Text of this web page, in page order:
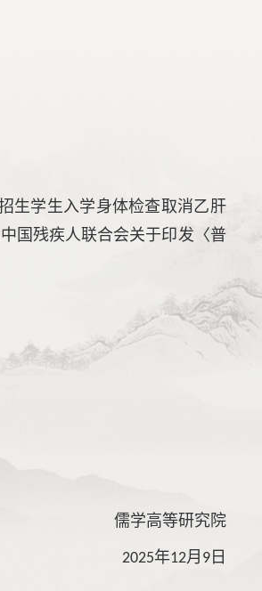
生学生入学身体检查取消乙肝
国残疾人联合会关于印发〈普
儒学高等研究院
2025年12月 9日